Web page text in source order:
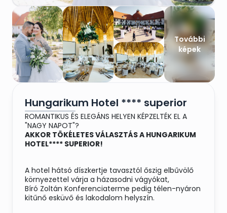
További
képek
Hungarikum Hotel **** superior
ROMANTIKUS ÉS ELEGÁNS HELYEN KÉPZELTÉK EL A
"NAGY NAPOT"?
AKKOR TÖKÉLETES VÁLASZTÁS A HUNGARIKUM
HOTEL**** SUPERIOR!
A hotel hátsó díszkertje tavasztól őszig elbűvölő
környezettel várja a házasodni vágyókat,
Bíró Zoltán Konferenciaterme pedig télen-nyáron
kitűnő esküvő és lakodalom helyszín.